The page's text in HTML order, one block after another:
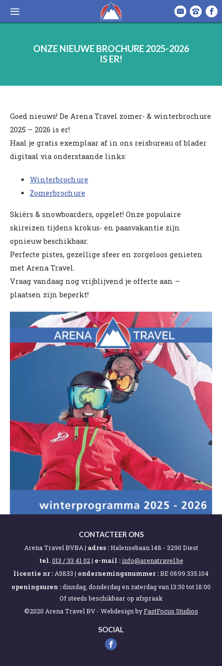
ONZE NIEUWE BROCHURE 2025-2026
IS ER!
Goed nieuws! De Arena Travel zomer- & winterbrochure
2025 – 2026 is er!
Haal je gratis exemplaar af in ons reisbureau of blader
digitaal via onderstaande links:
Winterbrochure
Zomerbrochure
Skiërs & snowboarders, opgelet! Onze populaire
skireizen tijdens krokus- en paasvakantie zijn
opnieuw beschikbaar.
Perfecte pistes, gezellige sfeer en zorgeloos genieten
met Arena Travel.
Vraag vandaag nog vrijblijvend je offerte aan –
plaatsen zijn beperkt!
CONTACTEER ONS
Arena Travel BVBA | adres :Halensebaan 148 - 3290 Diest
tel. 013 / 33 41 02| e-mail : eb.levartanera@ofni
licentie nr :A5833 | ondernemingsnummer :BE 0899.335.104
openingsuren :dinsdag, donderdag en zaterdag van 13:30 tot 18:00
Of steeds beschikbaar op afspraak
©2020 Arena Travel BV - Webdesign byFastFocus Studios
SOCIAL